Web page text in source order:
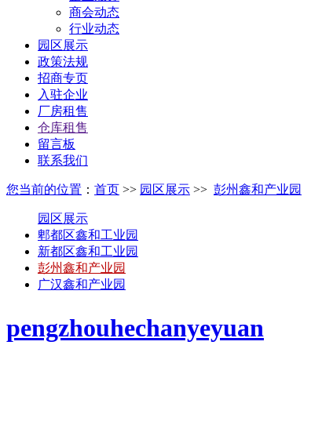
商会动态
行业动态
园区展示
政策法规
招商专页
入驻企业
厂房租售
仓库租售
留言板
联系我们
您当前的位置 ： 首页 >> 园区展示 >> 彭州鑫和产业园
园区展示
郫都区鑫和工业园
新都区鑫和工业园
彭州鑫和产业园
广汉鑫和产业园
pengzhouhechanyeyuan